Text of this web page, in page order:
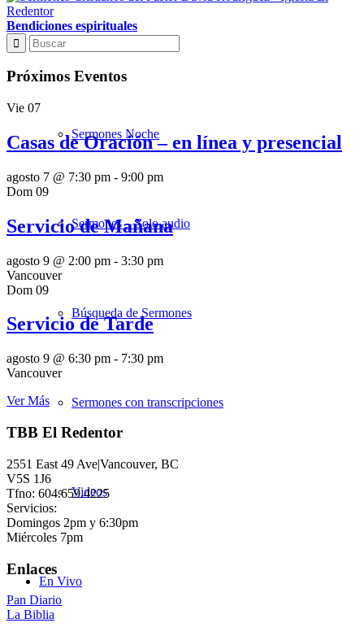
Sermones Noche
Sermones – Solo audio
Búsqueda de Sermones
Sermones con transcripciones
Videos
En Vivo
Bendiciones espirituales
Próximos Eventos
Vie 07
Casas de Oración – en línea y presencial
agosto 7 @ 7:30 pm - 9:00 pm
Dom 09
Servicio de Mañana
agosto 9 @ 2:00 pm - 3:30 pm
Vancouver
Dom 09
Servicio de Tarde
agosto 9 @ 6:30 pm - 7:30 pm
Vancouver
Ver Más
TBB El Redentor
2551 East 49 Ave|Vancouver, BC
V5S 1J6
Tfno: 604.659.4225
Servicios:
Domingos 2pm y 6:30pm
Miércoles 7pm
Enlaces
Pan Diario
La Biblia